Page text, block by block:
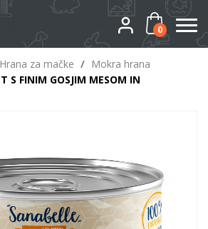
0
Hrana za mačke / Mokra hrana
S FINIM GOSJIM MESOM IN